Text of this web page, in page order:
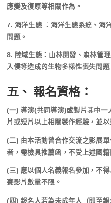
應變及復原等相關作為。
7. 海洋生態 ：海洋生態系統、海
問題。
8. 陸域生態：山林開發、森林管
入侵等造成的生物多樣性喪失問題
五、 報名資格：
(一) 導演(共同導演)或製片其中一
片或短片以上相關製作經驗，並以
(二) 由本活動曾合作交流之影展
者，需檢具推薦函，不受上述國籍
(三) 應以個人名義報名參加，不
賽影片數量不限。
(四) 報名人若為未成年人（即至